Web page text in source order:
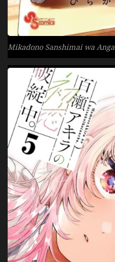
Mikadono Sanshimai wa